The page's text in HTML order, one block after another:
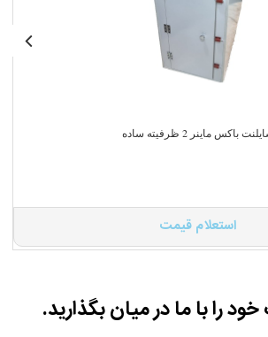
باکس ماینر 2 ظرفیته ساده
استعلام قیمت
را با ما در میان بگذارید.